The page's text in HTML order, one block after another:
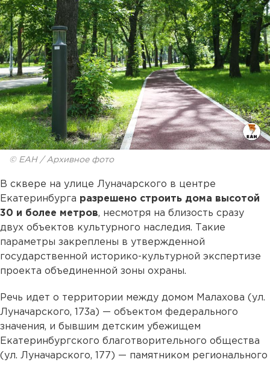
© ЕАН / Архивное фото
В сквере на улице Луначарского в центре
Екатеринбурга разрешено строить дома высотой
30 и более метров, несмотря на близость сразу
двух объектов культурного наследия. Такие
параметры закреплены в утвержденной
государственной историко-культурной экспертизе
проекта объединенной зоны охраны.
Речь идет о территории между домом Малахова (ул.
Луначарского, 173а) — объектом федерального
значения, и бывшим детским убежищем
Екатеринбургского благотворительного общества
(ул. Луначарского, 177) — памятником регионального